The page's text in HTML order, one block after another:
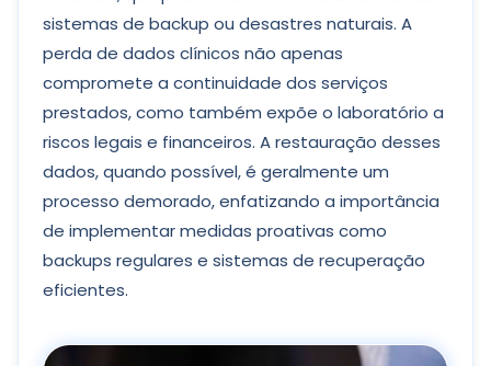
sistemas de backup ou desastres naturais. A
perda de dados clínicos não apenas
compromete a continuidade dos serviços
prestados, como também expõe o laboratório a
riscos legais e financeiros. A restauração desses
dados, quando possível, é geralmente um
processo demorado, enfatizando a importância
de implementar medidas proativas como
backups regulares e sistemas de recuperação
eficientes.